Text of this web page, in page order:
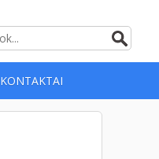
KONTAKTAI